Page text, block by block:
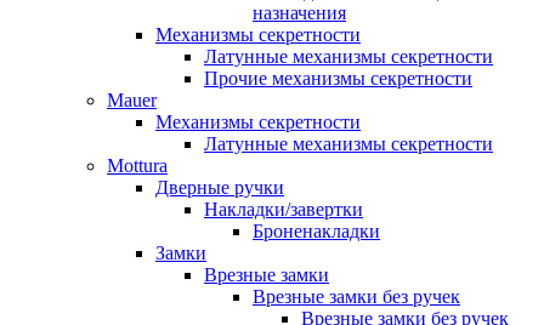
назначения
Механизмы секретности
Латунные механизмы секретности
Прочие механизмы секретности
Mauer
Механизмы секретности
Латунные механизмы секретности
Mottura
Дверные ручки
Накладки/завертки
Броненакладки
Замки
Врезные замки
Врезные замки без ручек
Врезные замки без ручек